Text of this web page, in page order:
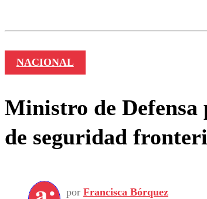
NACIONAL
Ministro de Defensa
de seguridad
por Francisca Bórquez